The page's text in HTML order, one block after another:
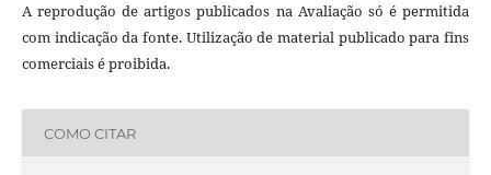
A reprodução de artigos publicados na Avaliação só é permitida
com indicação da fonte. Utilização de material publicado para fins
comerciais é proibida.
COMO CITAR